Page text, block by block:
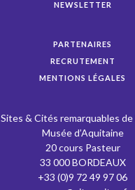
NEWSLETTER
PARTENAIRES
RECRUTEMENT
MENTIONS LÉGALES
Sites & Cités remarquables de
Musée d’Aquitaine
20 cours Pasteur
33 000 BORDEAUX
+33 (0)9 72 49 97 06